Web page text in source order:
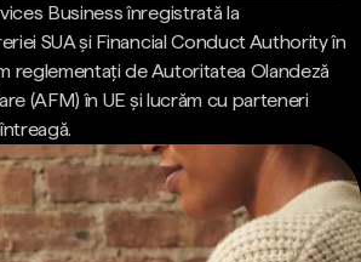
Business înregistrată la
SUA și Financial Conduct Authority în
reglementați de Autoritatea Olandeză
(AFM) în UE și lucrăm cu parteneri